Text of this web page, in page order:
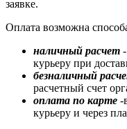
заявке.
Оплата возможна
наличный расчет
курьеру при
безналичный
расчетный счет
оплата по карте -
курьеру и через